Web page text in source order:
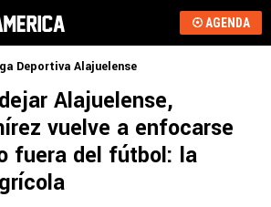
AGENDA
Deportiva Alajuelense
Alajuelense,
vuelve a enfocarse
fuera del fútbol: la